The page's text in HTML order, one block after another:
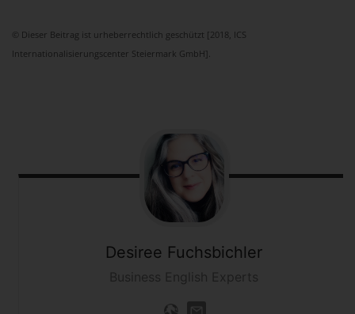
© Dieser Beitrag ist urheberrechtlich geschützt [2018, ICS
Internationalisierungscenter Steiermark GmbH].
Desiree Fuchsbichler
Business English Experts